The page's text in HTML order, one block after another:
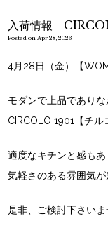
入荷情報
Posted on Apr 28, 2023
4月28日（金）【
モダンで上品であり
CIRCOLO 1901【チル
適度なキチンと感も
気軽さのある雰囲気
是非、ご検討下さいま